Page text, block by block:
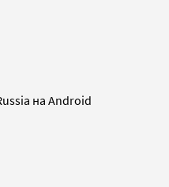
на Android